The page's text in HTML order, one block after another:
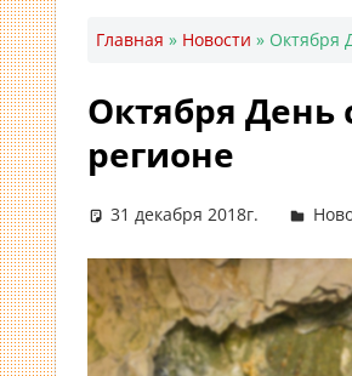
Главная » Новости » Октября
Октября День
регионе
31 декабря 2018г.